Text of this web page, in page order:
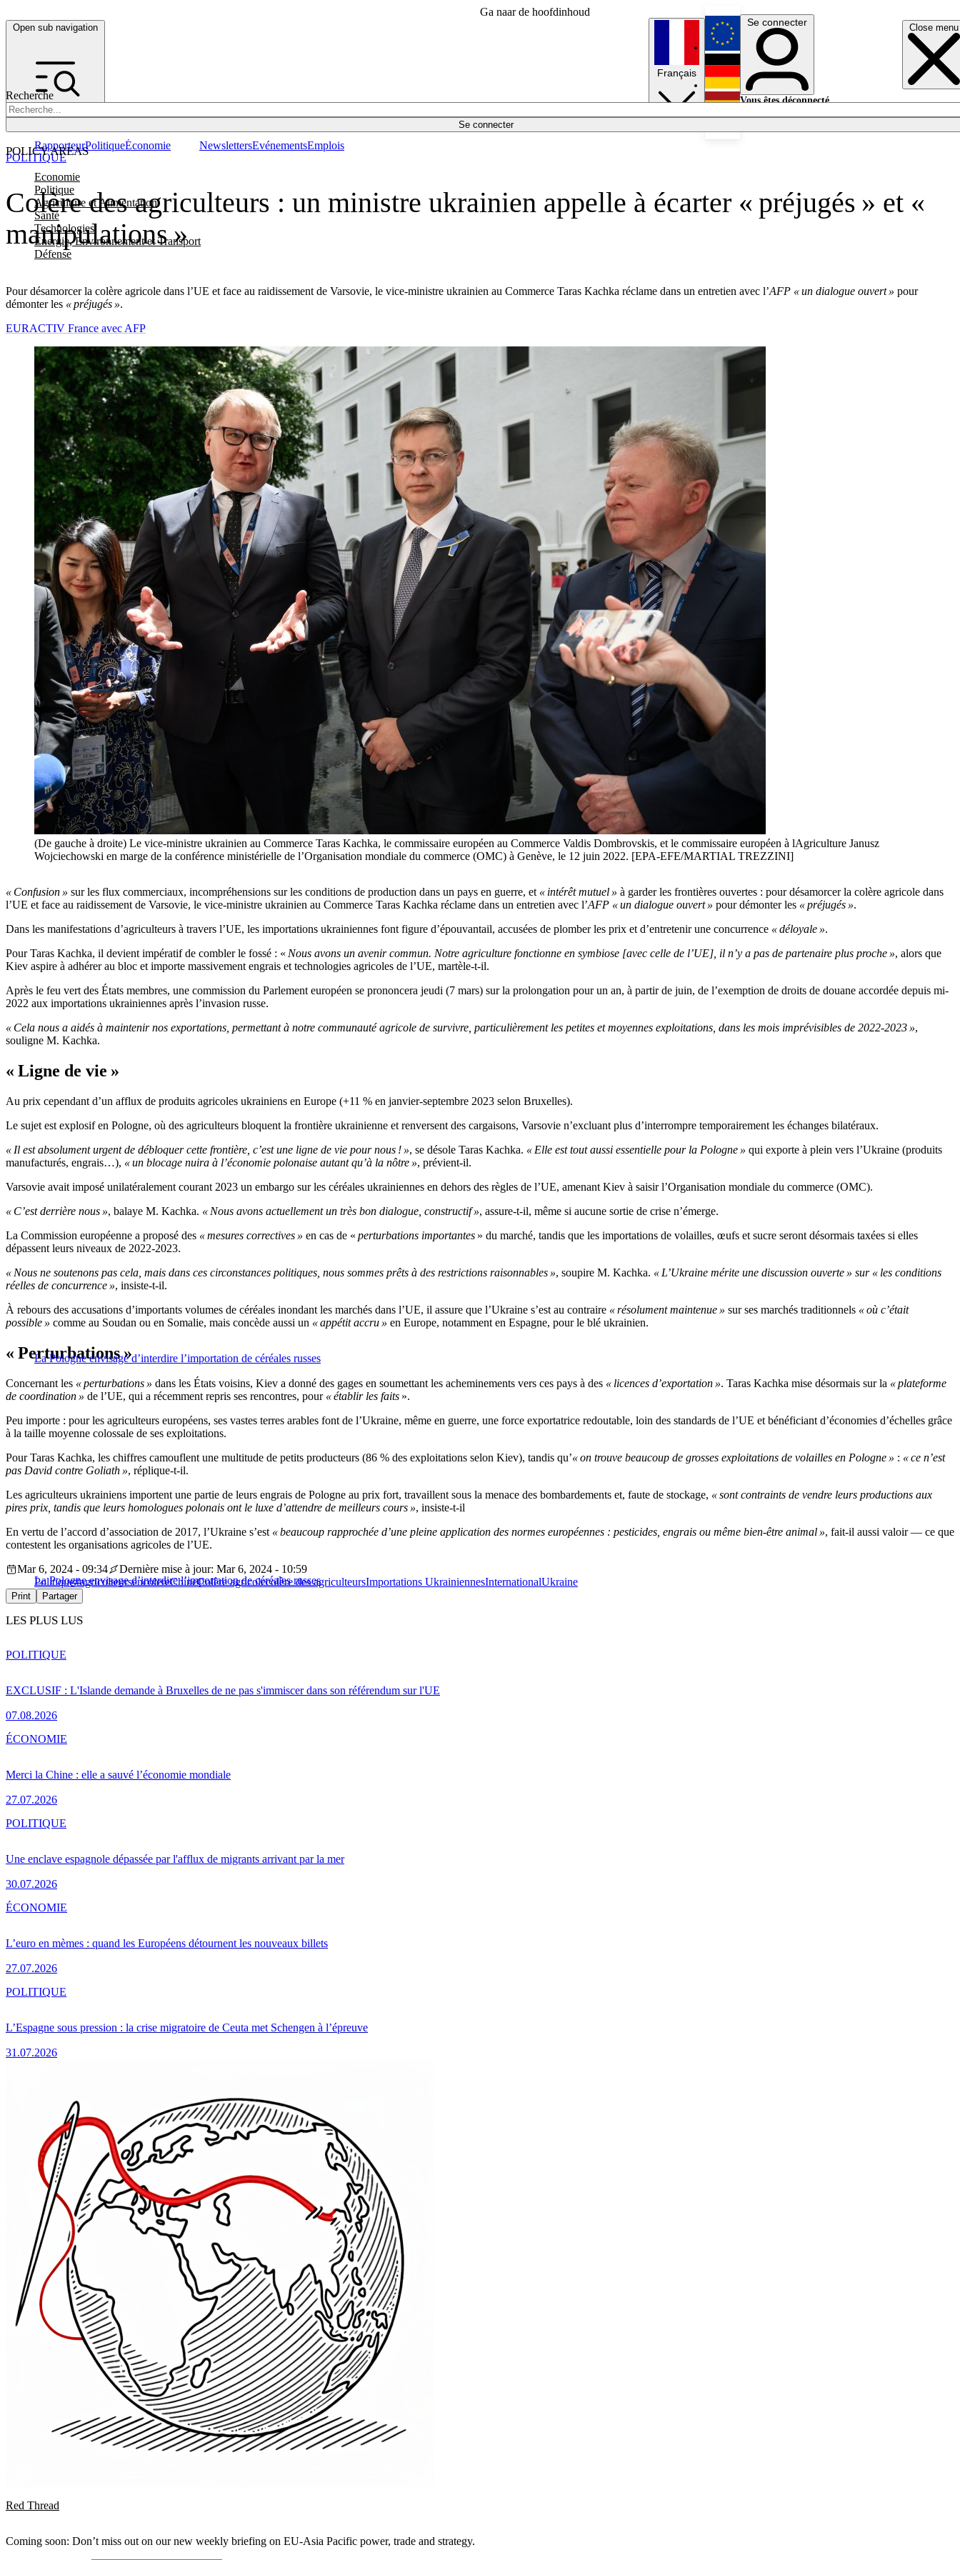
Ga naar de hoofdinhoud
Open sub navigation Close menu
Recherche
Se connecter
POLICY AREAS
Economie
Politique
Agriculture et Alimentation
Santé
Technologies
Energie, Environnement et Transport
Défense
RapporteurPolitiqueÉconomie NewslettersEvénementsEmplois
Français
English
Deutsch
Se connecter
Vous êtes déconnecté.
Colère des agriculteurs : un ministre ukrainien appelle à écarter « préjugés » et «
manipulations »
Pour désamorcer la colère agricole dans l’UE et face au raidissement de Varsovie, le vice-ministre ukrainien au Commerce Taras Kachka réclame dans un entretien avec l’AFP « un dialogue ouvert » pour
démonter les « préjugés ».
POLITIQUE
EURACTIV France avec AFP
(De gauche à droite) Le vice-ministre ukrainien au Commerce Taras Kachka, le commissaire européen au Commerce Valdis Dombrovskis, et le commissaire européen à lAgriculture Janusz
Wojciechowski en marge de la conférence ministérielle de l’Organisation mondiale du commerce (OMC) à Genève, le 12 juin 2022. [EPA-EFE/MARTIAL TREZZINI]
« Confusion » sur les flux commerciaux, incompréhensions sur les conditions de production dans un pays en guerre, et « intérêt mutuel » à garder les frontières ouvertes : pour désamorcer la colère agricole dans
l’UE et face au raidissement de Varsovie, le vice-ministre ukrainien au Commerce Taras Kachka réclame dans un entretien avec l’AFP « un dialogue ouvert » pour démonter les « préjugés ».
Dans les manifestations d’agriculteurs à travers l’UE, les importations ukrainiennes font figure d’épouvantail, accusées de plomber les prix et d’entretenir une concurrence « déloyale ».
Pour Taras Kachka, il devient impératif de combler le fossé : « Nous avons un avenir commun. Notre agriculture fonctionne en symbiose [avec celle de l’UE], il n’y a pas de partenaire plus proche », alors que
Kiev aspire à adhérer au bloc et importe massivement engrais et technologies agricoles de l’UE, martèle-t-il.
Après le feu vert des États membres, une commission du Parlement européen se prononcera jeudi (7 mars) sur la prolongation pour un an, à partir de juin, de l’exemption de droits de douane accordée depuis mi-
2022 aux importations ukrainiennes après l’invasion russe.
« Cela nous a aidés à maintenir nos exportations, permettant à notre communauté agricole de survivre, particulièrement les petites et moyennes exploitations, dans les mois imprévisibles de 2022-2023 »,
souligne M. Kachka.
« Ligne de vie »
Au prix cependant d’un afflux de produits agricoles ukrainiens en Europe (+11 % en janvier-septembre 2023 selon Bruxelles).
Le sujet est explosif en Pologne, où des agriculteurs bloquent la frontière ukrainienne et renversent des cargaisons, Varsovie n’excluant plus d’interrompre temporairement les échanges bilatéraux.
« Il est absolument urgent de débloquer cette frontière, c’est une ligne de vie pour nous ! », se désole Taras Kachka. « Elle est tout aussi essentielle pour la Pologne » qui exporte à plein vers l’Ukraine (produits
manufacturés, engrais…), « un blocage nuira à l’économie polonaise autant qu’à la nôtre », prévient-il.
Varsovie avait imposé unilatéralement courant 2023 un embargo sur les céréales ukrainiennes en dehors des règles de l’UE, amenant Kiev à saisir l’Organisation mondiale du commerce (OMC).
« C’est derrière nous », balaye M. Kachka. « Nous avons actuellement un très bon dialogue, constructif », assure-t-il, même si aucune sortie de crise n’émerge.
La Commission européenne a proposé des « mesures correctives » en cas de « perturbations importantes » du marché, tandis que les importations de volailles, œufs et sucre seront désormais taxées si elles
dépassent leurs niveaux de 2022-2023.
« Nous ne soutenons pas cela, mais dans ces circonstances politiques, nous sommes prêts à des restrictions raisonnables », soupire M. Kachka. « L’Ukraine mérite une discussion ouverte » sur « les conditions
réelles de concurrence », insiste-t-il.
À rebours des accusations d’importants volumes de céréales inondant les marchés dans l’UE, il assure que l’Ukraine s’est au contraire « résolument maintenue » sur ses marchés traditionnels « où c’était
possible » comme au Soudan ou en Somalie, mais concède aussi un « appétit accru » en Europe, notamment en Espagne, pour le blé ukrainien.
La Pologne envisage d’interdire l’importation de céréales russes
« Perturbations »
Concernant les « perturbations » dans les États voisins, Kiev a donné des gages en soumettant les acheminements vers ces pays à des « licences d’exportation ». Taras Kachka mise désormais sur la « plateforme
de coordination » de l’UE, qui a récemment repris ses rencontres, pour« établir les faits ».
Peu importe : pour les agriculteurs européens, ses vastes terres arables font de l’Ukraine, même en guerre, une force exportatrice redoutable, loin des standards de l’UE et bénéficiant d’économies d’échelles grâce
à la taille moyenne colossale de ses exploitations.
Pour Taras Kachka, les chiffres camouflent une multitude de petits producteurs (86 % des exploitations selon Kiev), tandis qu’« on trouve beaucoup de grosses exploitations de volailles en Pologne » : « ce n’est
pas David contre Goliath », réplique-t-il.
Les agriculteurs ukrainiens importent une partie de leurs engrais de Pologne au prix fort, travaillent sous la menace des bombardements et, faute de stockage, « sont contraints de vendre leurs productions aux
pires prix, tandis que leurs homologues polonais ont le luxe d’attendre de meilleurs cours », insiste-t-il
En vertu de l’accord d’association de 2017, l’Ukraine s’est « beaucoup rapprochée d’une pleine application des normes européennes : pesticides, engrais ou même bien-être animal », fait-il aussi valoir — ce que
contestent les organisations agricoles de l’UE.
La Pologne envisage d’interdire l’importation de céréales russes
Mar 6, 2024 - 09:34
Dernière mise à jour: Mar 6, 2024 - 10:59
Politique#agriculteursencolereChineColère agricolecolère des agriculteursImportations UkrainiennesInternationalUkraine
Print Partager
LES PLUS LUS
EXCLUSIF : L'Islande demande à Bruxelles de ne pas s'immiscer dans son référendum sur l'UE
07.08.2026
POLITIQUE
Merci la Chine : elle a sauvé l’économie mondiale
27.07.2026
ÉCONOMIE
Une enclave espagnole dépassée par l'afflux de migrants arrivant par la mer
30.07.2026
POLITIQUE
L’euro en mèmes : quand les Européens détournent les nouveaux billets
27.07.2026
ÉCONOMIE
L’Espagne sous pression : la crise migratoire de Ceuta met Schengen à l’épreuve
31.07.2026
POLITIQUE
Red Thread
Coming soon: Don’t miss out on our new weekly briefing on EU-Asia Pacific power, trade and strategy.